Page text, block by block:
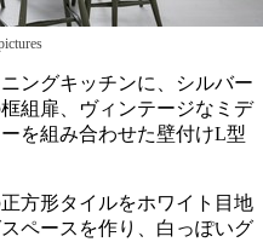
ングキッチンに、シルバー
組扉、ヴィンテージなミデ
を組み合わせた壁付けL型
方形タイルをホワイト目地
ペースを作り、白っぽいグ